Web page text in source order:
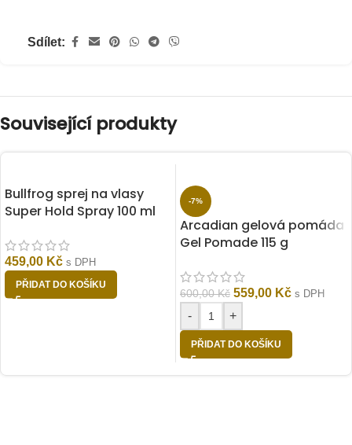
Sdílet:
Související produkty
Bullfrog sprej na vlasy
Super Hold Spray 100 ml
459,00 Kč s DPH
PŘIDAT DO KOŠÍKU
-7%
Arcadian gelová pomáda
Gel Pomade 115 g
600,00Kč 559,00 Kč s DPH
- +
PŘIDAT DO KOŠÍKU